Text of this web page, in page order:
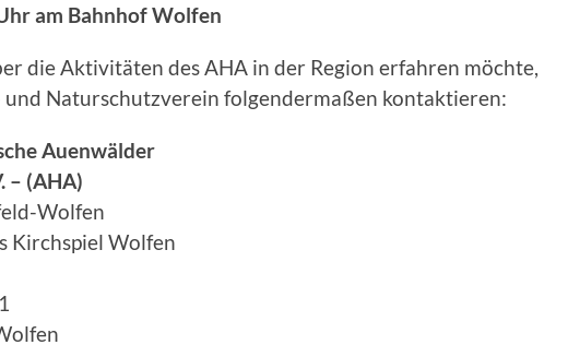
am Bahnhof Wolfen
die Aktivitäten des AHA in der Region erfahren möchte,
Naturschutzverein folgendermaßen kontaktieren:
Auenwälder
– (AHA)
Wolfen
Kirchspiel Wolfen